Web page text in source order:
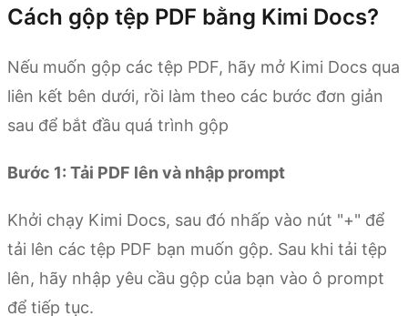
Cách gộp tệp PDF bằng Kimi Docs?
Nếu muốn gộp các tệp PDF, hãy mở Kimi Docs qua
liên kết bên dưới, rồi làm theo các bước đơn giản
sau để bắt đầu quá trình gộp
Bước 1: Tải PDF lên và nhập prompt
Khởi chạy Kimi Docs, sau đó nhấp vào nút "+" để
tải lên các tệp PDF bạn muốn gộp. Sau khi tải tệp
lên, hãy nhập yêu cầu gộp của bạn vào ô prompt
để tiếp tục.